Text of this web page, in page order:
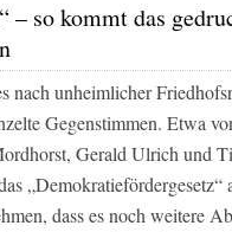
– so kommt das
nach unheimlicher
Gegenstimmen. Etwa
Gerald Ulrich und
„Demokratiefördergesetz“
dass es noch weitere